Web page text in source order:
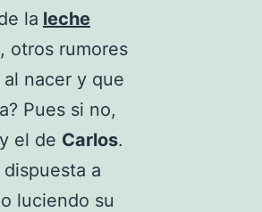
la leche
otros rumores
nacer y que
Pues si no,
y el de Carlos.
dispuesta a
luciendo su